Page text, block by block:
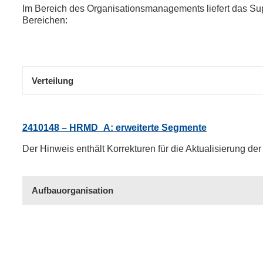
Im Bereich des Organisationsmanagements liefert das
Bereichen:
Verteilung
2410148 – HRMD_A: erweiterte Segmente
Der Hinweis enthält Korrekturen für die Aktualisierung
Aufbauorganisation